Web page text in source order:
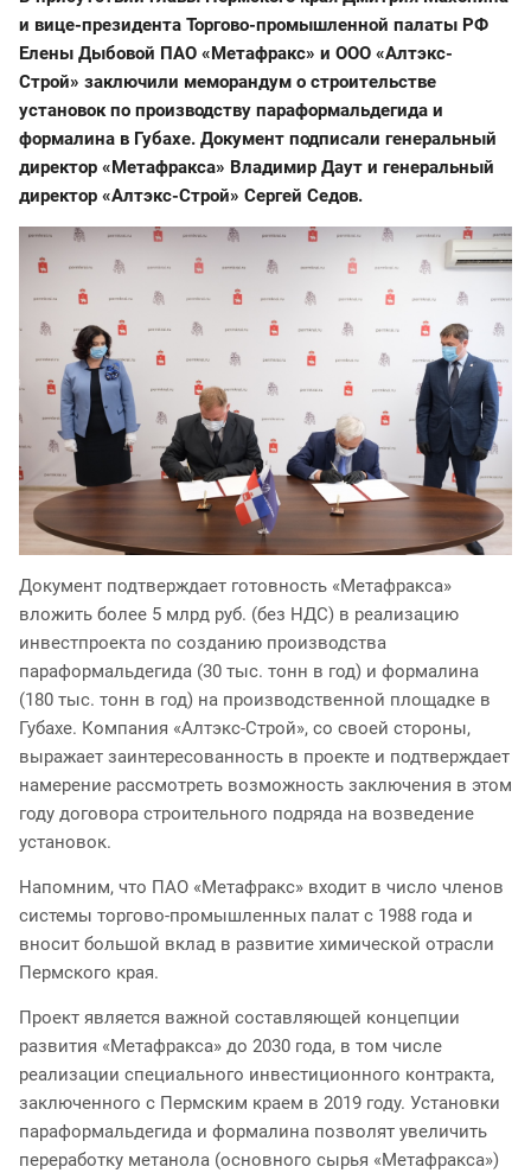
и вице-президента Торгово-промышленной палаты РФ
Елены Дыбовой ПАО «Метафракс» и ООО «Алтэкс-
Строй» заключили меморандум о строительстве
установок по производству параформальдегида и
формалина в Губахе. Документ подписали генеральный
директор «Метафракса» Владимир Даут и генеральный
директор «Алтэкс-Строй» Сергей Седов.
Документ подтверждает готовность «Метафракса»
вложить более 5 млрд руб. (без НДС) в реализацию
инвестпроекта по созданию производства
параформальдегида (30 тыс. тонн в год) и формалина
(180 тыс. тонн в год) на производственной площадке в
Губахе. Компания «Алтэкс-Строй», со своей стороны,
выражает заинтересованность в проекте и подтверждает
намерение рассмотреть возможность заключения в этом
году договора строительного подряда на возведение
установок.
Напомним, что ПАО «Метафракс» входит в число членов
системы торгово-промышленных палат с 1988 года и
вносит большой вклад в развитие химической отрасли
Пермского края.
Проект является важной составляющей концепции
развития «Метафракса» до 2030 года, в том числе
реализации специального инвестиционного контракта,
заключенного с Пермским краем в 2019 году. Установки
параформальдегида и формалина позволят увеличить
переработку метанола (основного сырья «Метафракса»)